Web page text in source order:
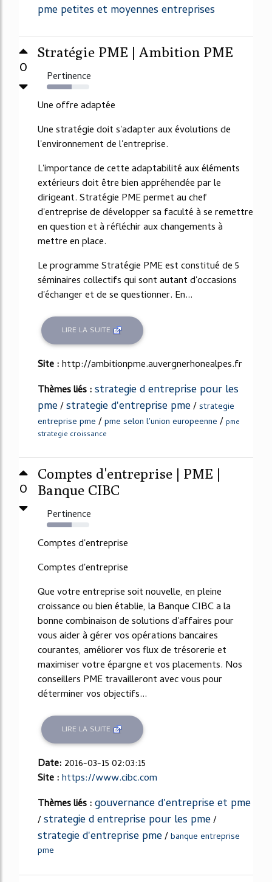
pme petites et moyennes entreprises
0
Stratégie PME | Ambition PME
Pertinence
59%
Une offre adaptée
Une stratégie doit s'adapter aux évolutions de
l'environnement de l'entreprise.
L'importance de cette adaptabilité aux éléments
extérieurs doit être bien appréhendée par le
dirigeant. Stratégie PME permet au chef
d'entreprise de développer sa faculté à se remettre
en question et à réfléchir aux changements à
mettre en place.
Le programme Stratégie PME est constitué de 5
séminaires collectifs qui sont autant d'occasions
d'échanger et de se questionner. En...
LIRE LA SUITE
Site :http://ambitionpme.auvergnerhonealpes.fr
Thèmes liés :strategie d entreprise pour les
pme/strategie d'entreprise pme/strategie
entreprise pme /pme selon l'union europeenne / pme
strategie croissance
0
Comptes d'entreprise | PME |
Banque CIBC
Pertinence
58%
Comptes d'entreprise
Comptes d'entreprise
Que votre entreprise soit nouvelle, en pleine
croissance ou bien établie, la Banque CIBC a la
bonne combinaison de solutions d'affaires pour
vous aider à gérer vos opérations bancaires
courantes, améliorer vos flux de trésorerie et
maximiser votre épargne et vos placements. Nos
conseillers PME travailleront avec vous pour
déterminer vos objectifs...
LIRE LA SUITE
Date: 2016-03-15 02:03:15
Site :https://www.cibc.com
Thèmes liés :gouvernance d'entreprise et pme
/strategie d entreprise pour les pme/
strategie d'entreprise pme/banque entreprise
pme